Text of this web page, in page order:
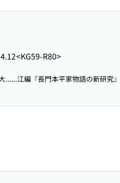
<KG59-R80>
......江編『長門本平家物語の新研究』